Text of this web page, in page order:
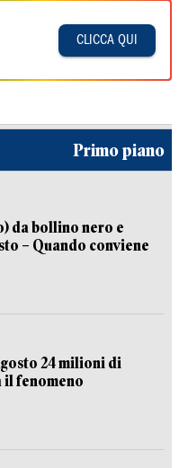
CLICCA QUI
Primo piano
da bollino nero e
– Quando conviene
24 milioni di
il fenomeno